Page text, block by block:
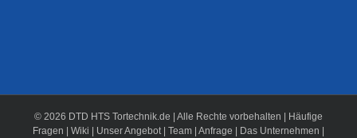
© 2026 DTD HTS Tortechnik.de | Alle Rechte vorbehalten | Häufige
Fragen | Wiki | Unser Angebot| Team | Anfrage | Das Unternehmen |